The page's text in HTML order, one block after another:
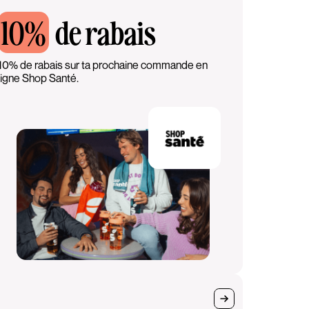
10% de rabais
de rabais sur ta prochaine commande en
Shop Santé.